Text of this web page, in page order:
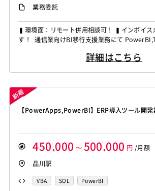
業務委託
▍環境面：リモート併用相談可！ ▍インボイス
す！ 通信業向けBI移行支援業務にて
資産移行対応 ・PowerBIによるダッシュボー
詳細はこちら
【PowerApps,PowerBI】ERP導入ツール開発
450,000 ～ 500,000 円 /月額
品川駅
VBA SQL PowerBI